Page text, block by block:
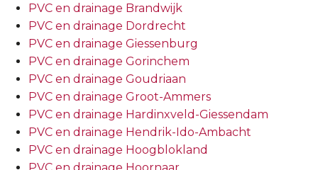
PVC en drainage Brandwijk
PVC en drainage Dordrecht
PVC en drainage Giessenburg
PVC en drainage Gorinchem
PVC en drainage Goudriaan
PVC en drainage Groot-Ammers
PVC en drainage Hardinxveld-Giessendam
PVC en drainage Hendrik-Ido-Ambacht
PVC en drainage Hoogblokland
PVC en drainage Hoornaar